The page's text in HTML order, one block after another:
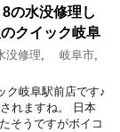
の水没修理し
クイック岐阜
没修理, 岐阜市,
ク岐阜駅前店です♪
れますね。 日本
そうですがボイコ